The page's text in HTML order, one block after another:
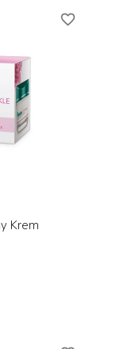
Krem
favorite_border